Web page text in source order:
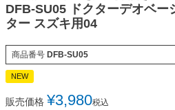
DFB-SU05 ドクターデオベー
ター スズキ用04
商品番号 DFB-SU05
NEW
販売価格 ¥3,980税込